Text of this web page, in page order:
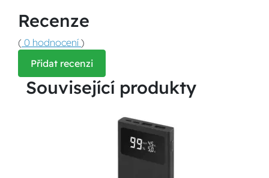
Recenze
( 0 hodnocení )
Přidat recenzi
Související produkty